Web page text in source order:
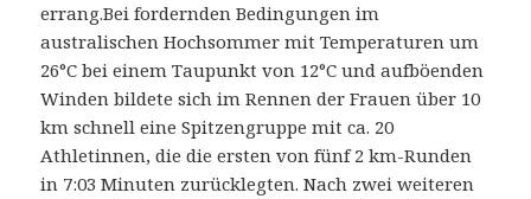
errang.Bei fordernden Bedingungen im
australischen Hochsommer mit Temperaturen um
26°C bei einem Taupunkt von 12°C und aufböenden
Winden bildete sich im Rennen der Frauen über 10
km schnell eine Spitzengruppe mit ca. 20
Athletinnen, die die ersten von fünf 2 km-Runden
in 7:03 Minuten zurücklegten. Nach zwei weiteren